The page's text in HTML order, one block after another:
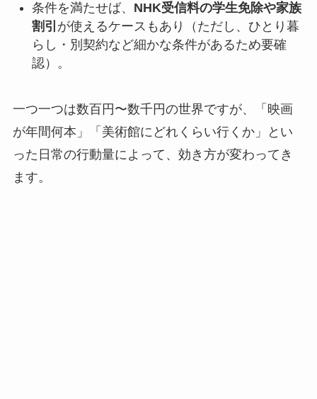
条件を満たせば、 NHK受信料の学生免除や家族
割引 が使えるケースもあり（ただし、ひとり暮
らし・別契約など細かな条件があるため要確
認）。
一つ一つは数百円〜数千円の世界ですが、「映画
が年間何本」「美術館にどれくらい行くか」とい
った日常の行動量によって、効き方が変わってき
ます。